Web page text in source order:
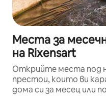
Места за
на Rixensart
Открийте места под
престои, които ви
дома си за месец или